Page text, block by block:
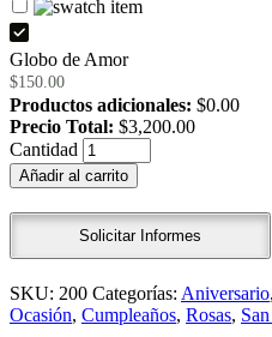
Globo de Amor
$150.00
Productos adicionales: $0.00
Precio Total: $3,200.00
Arreglo
de
100
rosas
quantity
Cantidad
Añadir al carrito
Solicitar Informes
SKU: 200 Categorías: Aniversario,
Ocasión, Cumpleaños, Rosas,